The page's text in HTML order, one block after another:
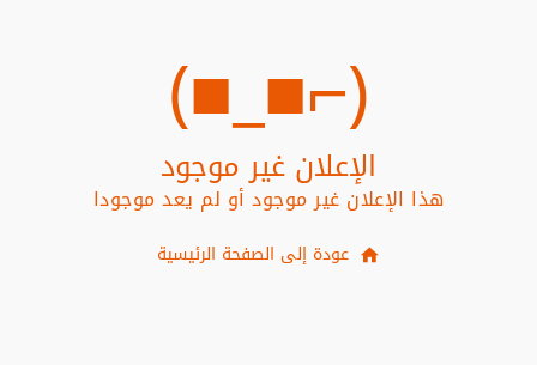
(⌐■_■)
الإعلان غير موجود
هذا الإعلان غير موجود أو لم يعد موجودا
عودة إلى الصفحة الرئيسية